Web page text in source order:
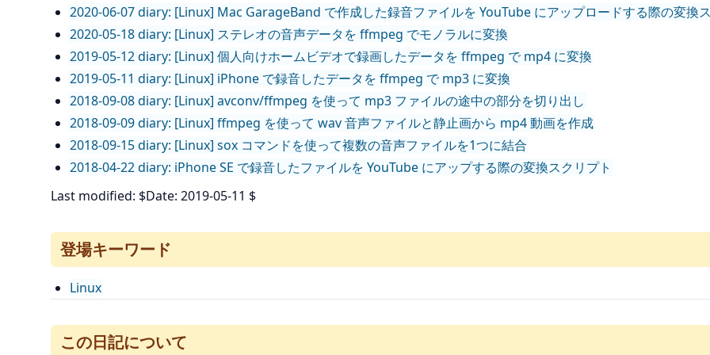
2020-06-07 diary: [Linux] Mac GarageBand で作成した録音ファイルを YouTube にアップロードする際の変換
2020-05-18 diary: [Linux] ステレオの音声データを ffmpeg でモノラルに変換
2019-05-12 diary: [Linux] 個人向けホームビデオで録画したデータを ffmpeg で mp4 に変換
2019-05-11 diary: [Linux] iPhone で録音したデータを ffmpeg で mp3 に変換
2018-09-08 diary: [Linux] avconv/ffmpeg を使って mp3 ファイルの途中の部分を切り出し
2018-09-09 diary: [Linux] ffmpeg を使って wav 音声ファイルと静止画から mp4 動画を作成
2018-09-15 diary: [Linux] sox コマンドを使って複数の音声ファイルを1つに結合
2018-04-22 diary: iPhone SE で録音したファイルを YouTube にアップする際の変換スクリプト
Last modified: $Date: 2019-05-11 $
登場キーワード
Linux
この日記について